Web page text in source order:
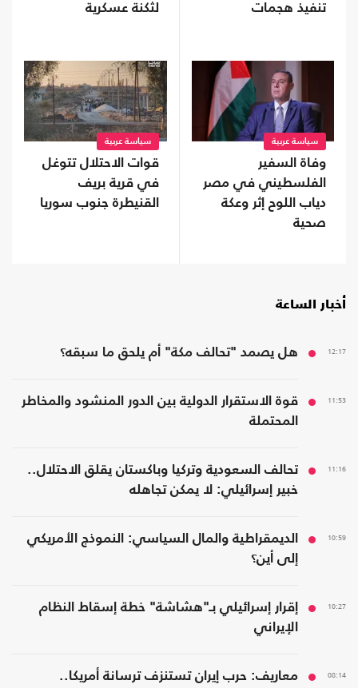
تنفيذ هجمات
لثكنة عسكرية
سياسة عربية
وفاة السفير
الفلسطيني في مصر
دياب اللوح إثر وعكة
صحية
سياسة عربية
قوات الاحتلال تتوغل
في قرية بريف
القنيطرة جنوب سوريا
أخبار الساعة
12:17 هل يصمد "تحالف مكة" أم يلحق ما سبقه؟
11:53
قوة الاستقرار الدولية بين الدور المنشود والمخاطر
المحتملة
11:16
تحالف السعودية وتركيا وباكستان يقلق الاحتلال..
خبير إسرائيلي: لا يمكن تجاهله
10:59
الديمقراطية والمال السياسي: النموذج الأمريكي
إلى أين؟
10:27
إقرار إسرائيلي بـ"هشاشة" خطة إسقاط النظام
الإيراني
08:14
معاريف: حرب إيران تستنزف ترسانة أمريكا..